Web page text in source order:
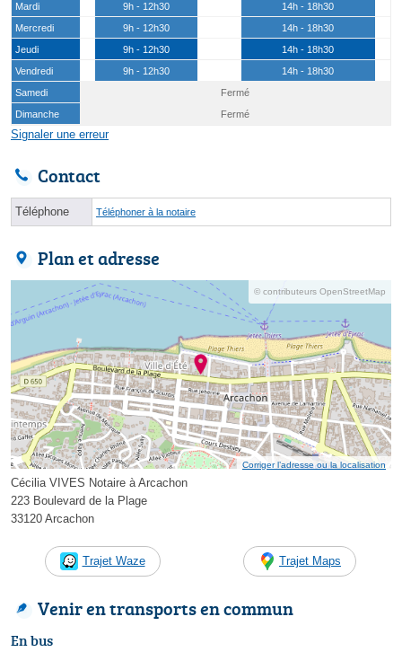
Mardi
9h - 12h30
14h - 18h30
Mercredi
9h - 12h30
14h - 18h30
Jeudi
9h - 12h30
14h - 18h30
Vendredi
9h - 12h30
14h - 18h30
Samedi
Fermé
Dimanche
Fermé
Signaler une erreur
Contact
Téléphone Téléphoner à la notaire
Plan et adresse
© contributeurs OpenStreetMap
Corriger l’adresse ou la localisation
Cécilia VIVES Notaire à Arcachon
223 Boulevard de la Plage
33120 Arcachon
Trajet Waze Trajet Maps
Venir en transports en commun
En bus